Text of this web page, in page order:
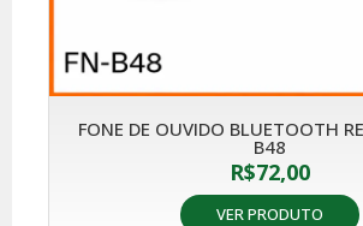
FONE DE OUVIDO BLUETOOTH
B48
R$72,00
VER PRODUTO